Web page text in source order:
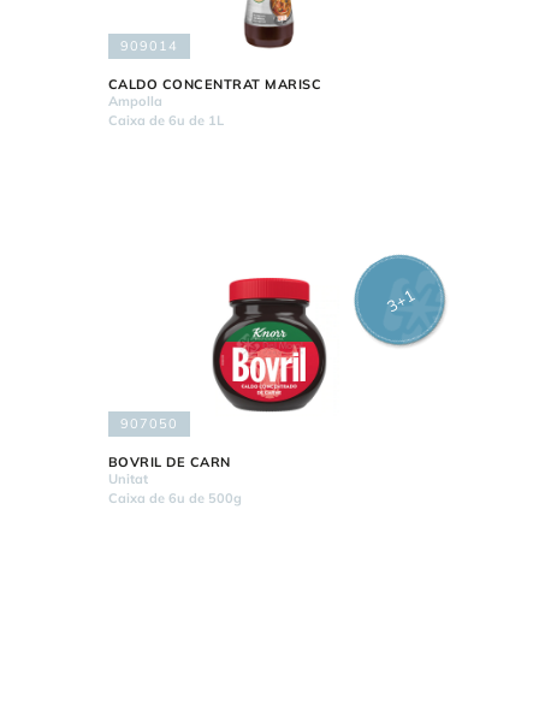
909014
CALDO CONCENTRAT MARISC
Ampolla
Caixa de 6u de 1L
907050
3+1
BOVRIL DE CARN
Unitat
Caixa de 6u de 500g